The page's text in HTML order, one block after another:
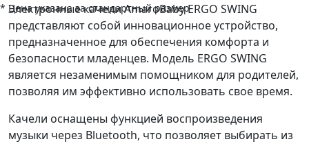
* Цена указана за стандартный размер
Электронные качели AmaroBaby ERGO SWING
представляют собой инновационное устройство,
предназначенное для обеспечения комфорта и
безопасности младенцев. Модель ERGO SWING
является незаменимым помощником для родителей,
позволяя им эффективно использовать свое время.
Качели оснащены функцией воспроизведения
музыки через Bluetooth, что позволяет выбирать из